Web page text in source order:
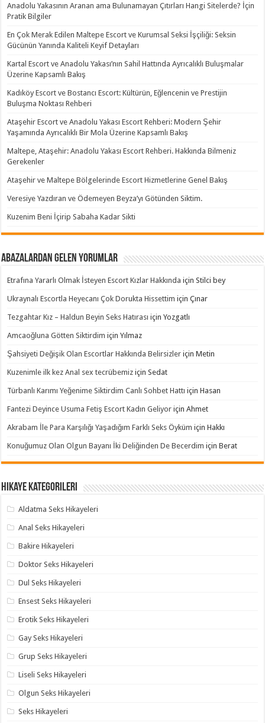
Anadolu Yakasının Aranan ama Bulunamayan Çıtırları Hangi Sitelerde? İçin
Pratik Bilgiler
En Çok Merak Edilen Maltepe Escort ve Kurumsal Seksi İşçiliği: Seksin
Gücünün Yanında Kaliteli Keyif Detayları
Kartal Escort ve Anadolu Yakası’nın Sahil Hattında Ayrıcalıklı Buluşmalar
Üzerine Kapsamlı Bakış
Kadıköy Escort ve Bostancı Escort: Kültürün, Eğlencenin ve Prestijin
Buluşma Noktası Rehberi
Ataşehir Escort ve Anadolu Yakası Escort Rehberi: Modern Şehir
Yaşamında Ayrıcalıklı Bir Mola Üzerine Kapsamlı Bakış
Maltepe, Ataşehir: Anadolu Yakası Escort Rehberi. Hakkında Bilmeniz
Gerekenler
Ataşehir ve Maltepe Bölgelerinde Escort Hizmetlerine Genel Bakış
Veresiye Yazdıran ve Ödemeyen Beyza’yı Götünden Siktim.
Kuzenim Beni İçirip Sabaha Kadar Sikti
Abazalardan Gelen Yorumlar
Etrafına Yararlı Olmak İsteyen Escort Kızlar Hakkında içinStilci bey
Ukraynalı Escortla Heyecanı Çok Dorukta Hissettim içinÇınar
Tezgahtar Kız – Haldun Beyin Seks Hatırası içinYozgatlı
Amcaoğluna Götten Siktirdim içinYılmaz
Şahsiyeti Değişik Olan Escortlar Hakkında Belirsizler içinMetin
Kuzenimle ilk kez Anal sex tecrübemiz içinSedat
Türbanlı Karımı Yeğenime Siktirdim Canlı Sohbet Hattı içinHasan
Fantezi Deyince Usuma Fetiş Escort Kadın Geliyor içinAhmet
Akrabam İle Para Karşılığı Yaşadığım Farklı Seks Öyküm içinHakkı
Konuğumuz Olan Olgun Bayanı İki Deliğinden De Becerdim içinBerat
Hikaye Kategorileri
Aldatma Seks Hikayeleri
Anal Seks Hikayeleri
Bakire Hikayeleri
Doktor Seks Hikayeleri
Dul Seks Hikayeleri
Ensest Seks Hikayeleri
Erotik Seks Hikayeleri
Gay Seks Hikayeleri
Grup Seks Hikayeleri
Liseli Seks Hikayeleri
Olgun Seks Hikayeleri
Seks Hikayeleri